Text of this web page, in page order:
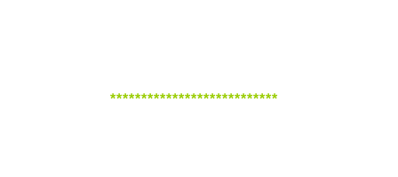
***************************